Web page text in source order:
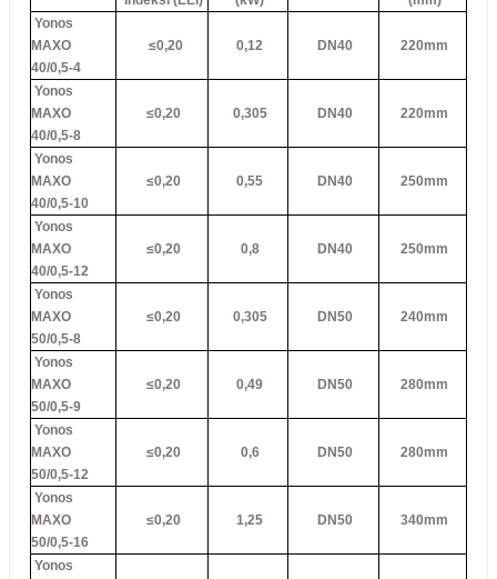
Yonos
MAXO
40/0,5-4
≤0,20 0,12 DN40 220mm
Yonos
MAXO
40/0,5-8
≤0,20 0,305 DN40 220mm
Yonos
MAXO
40/0,5-10
≤0,20 0,55 DN40 250mm
Yonos
MAXO
40/0,5-12
≤0,20 0,8 DN40 250mm
Yonos
MAXO
50/0,5-8
≤0,20 0,305 DN50 240mm
Yonos
MAXO
50/0,5-9
≤0,20 0,49 DN50 280mm
Yonos
MAXO
50/0,5-12
≤0,20 0,6 DN50 280mm
Yonos
MAXO
50/0,5-16
≤0,20 1,25 DN50 340mm
Yonos